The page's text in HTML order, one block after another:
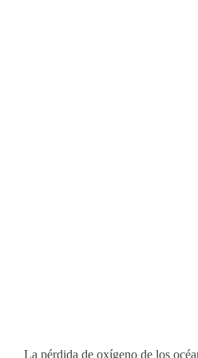
La pérdida de oxígeno de los